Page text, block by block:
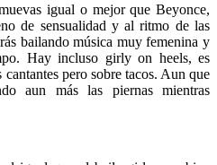
igual o mejor que Beyonce,
de sensualidad y al ritmo de las
bailando música muy femenina y
Hay incluso girly on heels, es
pero sobre tacos. Aun que
aun más las piernas mientras